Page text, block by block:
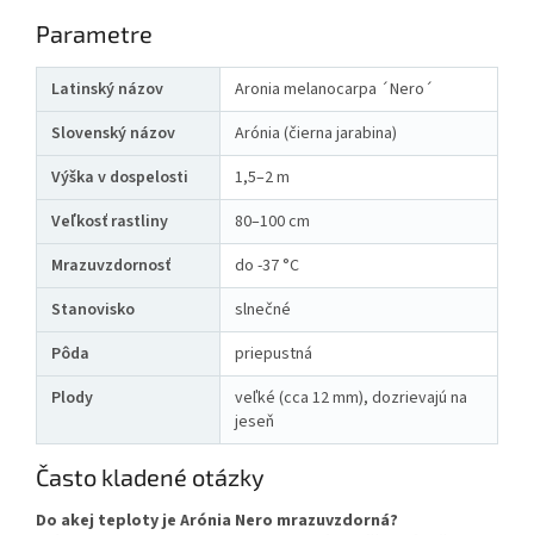
Parametre
Latinský názov
Aronia melanocarpa ´Nero´
Slovenský názov
Arónia (čierna jarabina)
Výška v dospelosti
1,5–2 m
Veľkosť rastliny
80–100 cm
Mrazuvzdornosť
do -37 °C
Stanovisko
slnečné
Pôda
priepustná
Plody
veľké (cca 12 mm), dozrievajú na
jeseň
Často kladené otázky
Do akej teploty je Arónia Nero mrazuvzdorná?